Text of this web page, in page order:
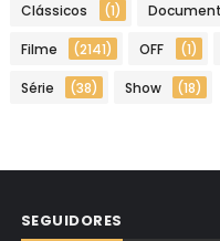
Clássicos (1)
Filme (2141) OFF (1)
Série (38) Show (18)
SEGUIDORES